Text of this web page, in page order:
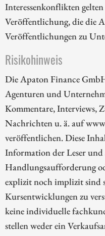
Interessenkonflikten
Veröffentlichung, die die
Veröffentlichungen zu
Risikohinweis
Die Apaton Finance
Agenturen und
Kommentare, Interviews,
Nachrichten u. ä. auf
veröffentlichen. Diese
Information der Leser und
Handlungsaufforderung
explizit noch implizit sind
Kursentwicklungen zu
keine individuelle
stellen weder ein